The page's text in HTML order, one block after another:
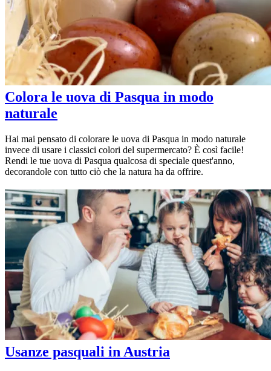
Colora le uova di Pasqua in modo
naturale
Hai mai pensato di colorare le uova di Pasqua in modo naturale
invece di usare i classici colori del supermercato? È così facile!
Rendi le tue uova di Pasqua qualcosa di speciale quest'anno,
decorandole con tutto ciò che la natura ha da offrire.
Usanze pasquali in Austria